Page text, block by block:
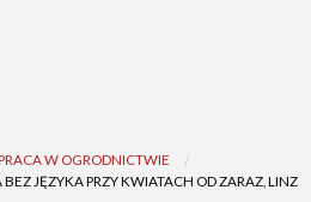
W OGRODNICTWIE
JĘZYKA PRZY KWIATACH OD ZARAZ, LINZ